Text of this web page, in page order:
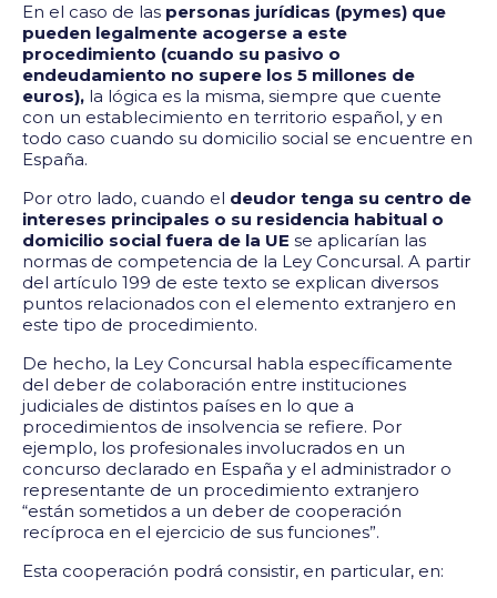
En el caso de las personas jurídicas (pymes) que
pueden legalmente acogerse a este
procedimiento (cuando su pasivo o
endeudamiento no supere los 5 millones de
euros), la lógica es la misma, siempre que cuente
con un establecimiento en territorio español, y en
todo caso cuando su domicilio social se encuentre en
España.
Por otro lado, cuando el deudor tenga su centro de
intereses principales o su residencia habitual o
domicilio social fuera de la UE se aplicarían las
normas de competencia de la Ley Concursal. A partir
del artículo 199 de este texto se explican diversos
puntos relacionados con el elemento extranjero en
este tipo de procedimiento.
De hecho, la Ley Concursal habla específicamente
del deber de colaboración entre instituciones
judiciales de distintos países en lo que a
procedimientos de insolvencia se refiere. Por
ejemplo, los profesionales involucrados en un
concurso declarado en España y el administrador o
representante de un procedimiento extranjero
“están sometidos a un deber de cooperación
recíproca en el ejercicio de sus funciones”.
Esta cooperación podrá consistir, en particular, en: